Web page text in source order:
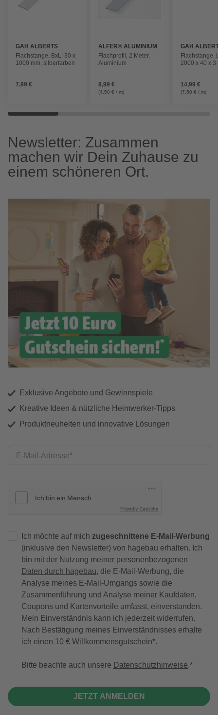
GAH ALBERTS
Flachstange, BxL: 30 x
1000 mm, silberfarben
7,99 €
ALFER® ALUMINIUM
Flachprofil, 2 Meter,
Aluminium
8,99 €
(4,50 € / m)
GAH
Flachstange,
2000 x 40 x 3
14,99 €
(7,50 € / m)
Newsletter: Zusammen
machen wir Dein Zuhause zu
einem schöneren Ort.
Exklusive Angebote und Gewinnspiele
Kreative Ideen & nützliche Heimwerker-Tipps
Produktneuheiten und innovative Lösungen
E-Mail-Adresse
Friendly Captcha
Ich möchte auf mich zugeschnittene E-Mail-Werbung
(inklusive den Newsletter) von hagebau erhalten. Ich
bin mit der Nutzung meiner personenbezogenen
Daten durch hagebau, die E-Mail-Werbung, die
Analyse meines E-Mail-Umgangs sowie die
Zusammenführung und Analyse meiner Kaufdaten,
Coupons und Kartenvorteile umfasst, einverstanden.
Mein Einverständnis kann ich jederzeit widerrufen.
Nach Bestätigung meines Einverständnisses erhalte
ich einen 10 € Willkommensgutschein*.
Bitte beachte auch unsere Datenschutzhinweise.
JETZT ANMELDEN